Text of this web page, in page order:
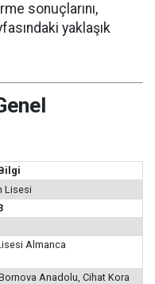
sonuçlarını,
yaklaşık
Lisesi
Almanca
Anadolu, Cihat Kora